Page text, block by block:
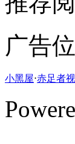
广告位
小黑屋⋅赤足者